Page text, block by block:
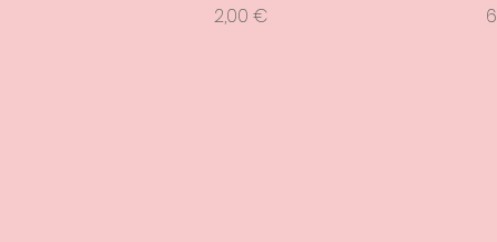
Prix
2,00 €